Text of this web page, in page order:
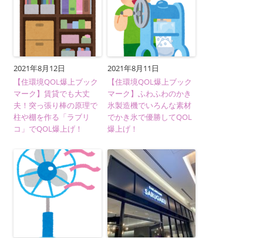
2021年8月12日
【住環境QOL爆上ブック
マーク】賃貸でも大丈
夫！突っ張り棒の原理で
柱や棚を作る「ラブリ
コ」でQOL爆上げ！
2021年8月11日
【住環境QOL爆上ブック
マーク】ふわふわのかき
氷製造機でいろんな素材
でかき氷で優勝してQOL
爆上げ！